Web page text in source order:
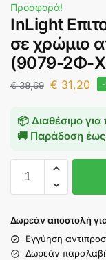
Προσφορά!
InLight
σε χρώμιο
(9079-2Φ-
€38,69 € 31,20 -
📦 Διαθέσιμο
🚚 Παράδοση έως
Δωρεάν αποστολή
Εγγύηση
Δωρεάν